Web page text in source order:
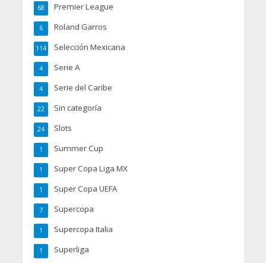
Premier League
68
Roland Garros
6
Selección Mexicana
114
Serie A
4
Serie del Caribe
4
Sin categoría
22
Slots
24
Summer Cup
1
Super Copa Liga MX
1
Super Copa UEFA
1
Supercopa
7
Supercopa Italia
1
Superliga
1